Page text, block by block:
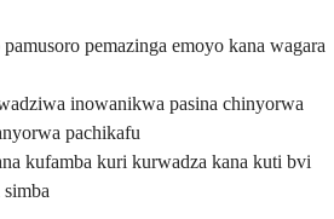
pemazinga emoyo kana wagara
inowanikwa pasina chinyorwa
pachikafu
kufamba kuri kurwadza kana kuti bvi